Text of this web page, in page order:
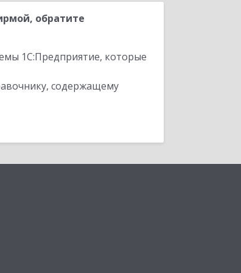
обратите
1С:Предприятие, которые
содержащему